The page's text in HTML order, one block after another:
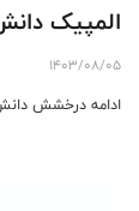
المپیک
1403/08/05
ادامه درخشش